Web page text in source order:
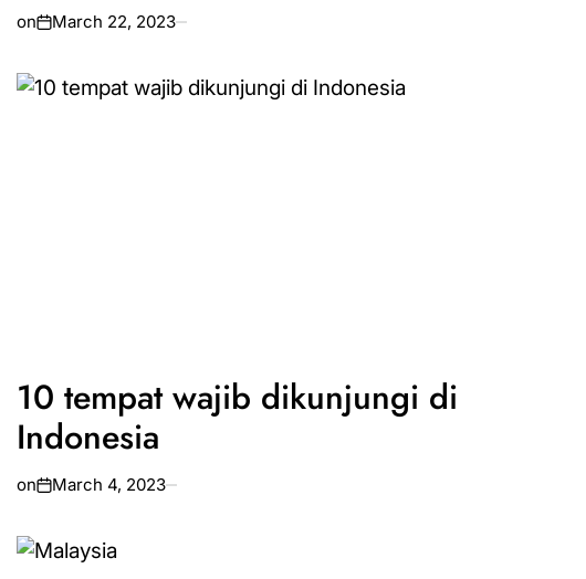
on March 22, 2023
10 tempat wajib dikunjungi di
Indonesia
on March 4, 2023